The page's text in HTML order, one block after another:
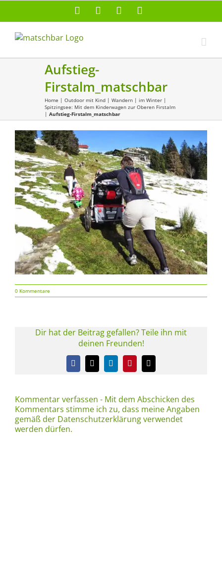
Facebook Instagram
Aufstieg-
Firstalm_matschbar
Home | Outdoor mit Kind | Wandern | im Winter |
Spitzingsee: Mit dem Kinderwagen zur Oberen Firstalm
| Aufstieg-Firstalm_matschbar
0 Kommentare
Dir hat der Beitrag gefallen? Teile ihn mit
deinen Freunden!
Facebook
X LinkedInPinterest
E-
Mail
Kommentar verfassen - Mit dem Abschicken des
Kommentars stimme ich zu, dass meine Angaben
gemäß der Datenschutzerklärung verwendet
werden dürfen.